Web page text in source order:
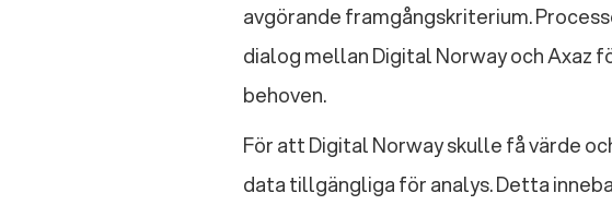
avgörande framgångskriterium.
dialog mellan Digital Norway och
behoven.
För att Digital Norway skulle få värde
data tillgängliga för analys. Detta